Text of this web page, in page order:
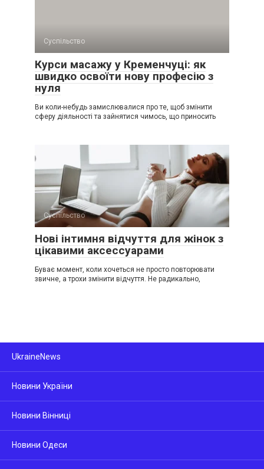
Суспільство
Курси масажу у Кременчуці: як
швидко освоїти нову професію з
нуля
Ви коли-небудь замислювалися про те, щоб змінити
сферу діяльності та зайнятися чимось, що приносить
Суспільство
Нові інтимня відчуття для жінок з
цікавими аксессуарами
Буває момент, коли хочеться не просто повторювати
звичне, а трохи змінити відчуття. Не радикально,
UkraineNews
Новини України
Новини Вінниці
Новини Одеси